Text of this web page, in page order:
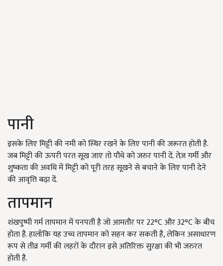
पानी
इसके लिए मिट्टी की नमी को स्थिर रखने के लिए पानी की जरूरत होती है.
जब मिट्टी की ऊपरी परत सूख जाए तो पौधे को जरुर पानी दें. तेज़ गर्मी और
शुष्कता की अवधि में मिट्टी को पूरी तरह सूखने से बचाने के लिए पानी देने
की आवृत्ति बढ़ा दें.
तापमान
शंखपुष्पी गर्म तापमान में पनपती है जो आमतौर पर22°C और32°Cके बीच
होता है. हालाँकि यह उच्च तापमान को सहन कर सकती है,लेकिन असाधारण
रूप से तीव्र गर्मी की लहरों के दौरान इसे अतिरिक्त सुरक्षा की भी जरुरत
होती है.